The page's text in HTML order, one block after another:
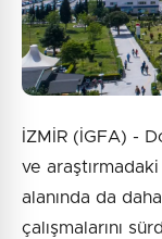
İZMİR (İGFA) -
ve
alanında da
çalışmalarını